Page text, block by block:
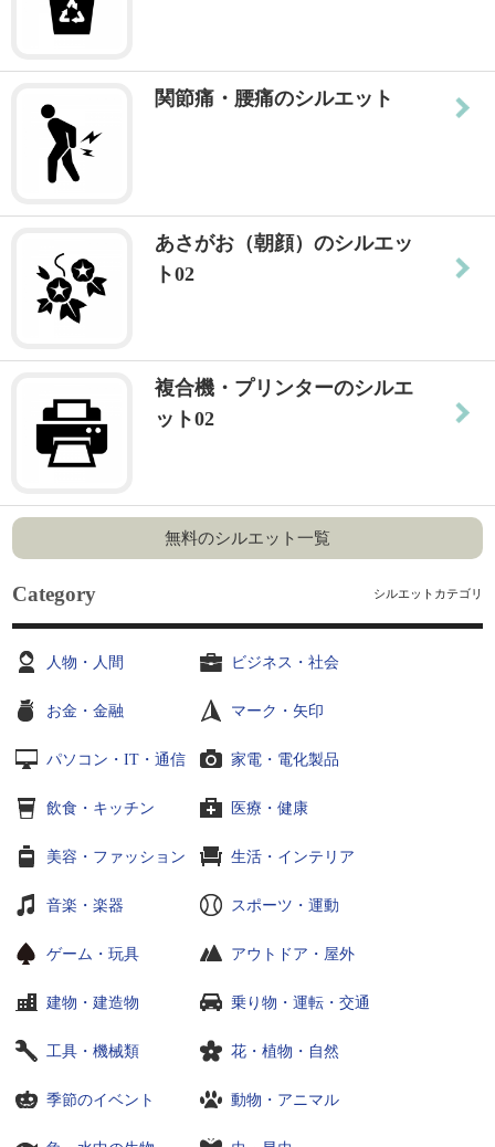
関節痛・腰痛のシルエット
あさがお（朝顔）のシルエッ
ト02
複合機・プリンターのシルエ
ット02
無料のシルエット一覧
Category シルエットカテゴリ
人物・人間 ビジネス・社会
お金・金融 マーク・矢印
パソコン・IT・通信 家電・電化製品
飲食・キッチン 医療・健康
美容・ファッション 生活・インテリア
音楽・楽器 スポーツ・運動
ゲーム・玩具 アウトドア・屋外
建物・建造物 乗り物・運転・交通
工具・機械類 花・植物・自然
季節のイベント 動物・アニマル